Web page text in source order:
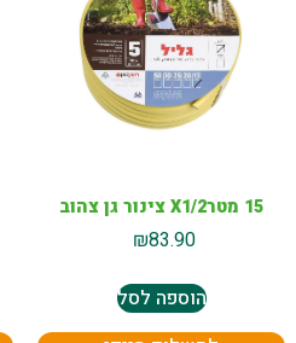
15 מטרX1/2 צינור גן צהוב
₪83.90
הוספה לסל